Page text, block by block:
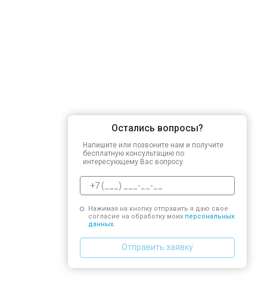
Остались вопросы?
Напишите или позвоните нам и получите
бесплатную консультацию по
интересующему Вас вопросу.
Нажимая на кнопку отправить я даю свое
согласие на обработку моих персональных
данных.
Отправить заявку